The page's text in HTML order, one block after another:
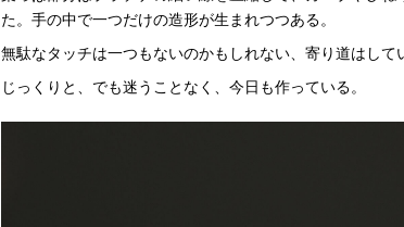
た。手の中で一つだけの造形が生まれつつある。
無駄なタッチは一つもないのかもしれない、寄り道はして
じっくりと、でも迷うことなく、今日も作っている。